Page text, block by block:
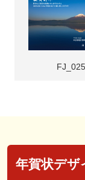
FJ_025
年賀状デザ